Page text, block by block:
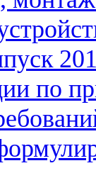
по